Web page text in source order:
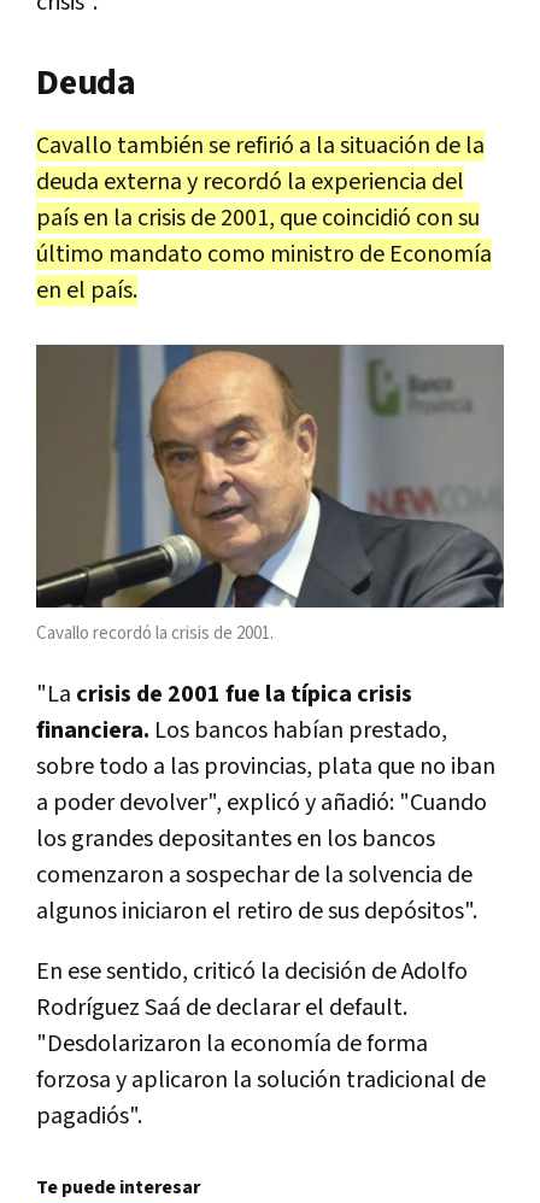
Deuda
Cavallo también se refirió a la situación de la
deuda externa y recordó la experiencia del
país en la crisis de 2001, que coincidió con su
último mandato como ministro de Economía
en el país.
Cavallo recordó la crisis de 2001.
"La crisis de 2001 fue la típica crisis
financiera. Los bancos habían prestado,
sobre todo a las provincias, plata que no iban
a poder devolver", explicó y añadió: "Cuando
los grandes depositantes en los bancos
comenzaron a sospechar de la solvencia de
algunos iniciaron el retiro de sus depósitos".
En ese sentido, criticó la decisión de Adolfo
Rodríguez Saá de declarar el default.
"Desdolarizaron la economía de forma
forzosa y aplicaron la solución tradicional de
pagadiós".
Te puede interesar